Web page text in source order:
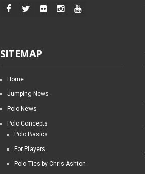
SITEMAP
Home
Jumping News
Polo News
Polo Concepts
Polo Basics
For Players
Polo Tics by Chris Ashton